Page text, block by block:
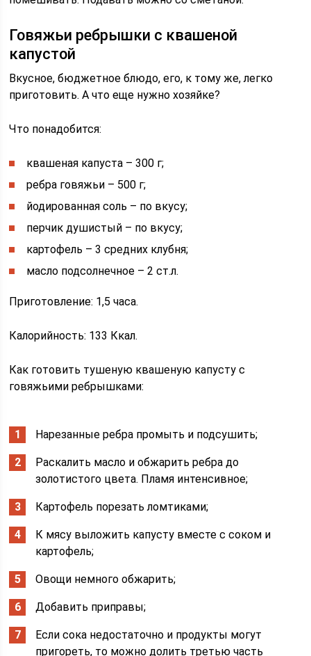
Говяжьи ребрышки с квашеной
капустой
Вкусное, бюджетное блюдо, его, к тому же, легко
приготовить. А что еще нужно хозяйке?
Что понадобится:
квашеная капуста – 300 г;
ребра говяжьи – 500 г;
йодированная соль – по вкусу;
перчик душистый – по вкусу;
картофель – 3 средних клубня;
масло подсолнечное – 2 ст.л.
Приготовление: 1,5 часа.
Калорийность: 133 Ккал.
Как готовить тушеную квашеную капусту с
говяжьими ребрышками:
Нарезанные ребра промыть и подсушить;
Раскалить масло и обжарить ребра до
золотистого цвета. Пламя интенсивное;
Картофель порезать ломтиками;
К мясу выложить капусту вместе с соком и
картофель;
Овощи немного обжарить;
Добавить приправы;
Если сока недостаточно и продукты могут
пригореть, то можно долить третью часть